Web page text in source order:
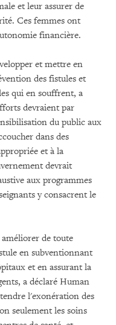
et leur assurer de
Ces femmes ont
financière.
et mettre en
des fistules et
qui en souffrent, a
devraient par
du public aux
dans des
et à la
devrait
aux programmes
y consacrent le
de toute
en subventionnant
et en assurant la
a déclaré Human
l'exonération des
seulement les soins